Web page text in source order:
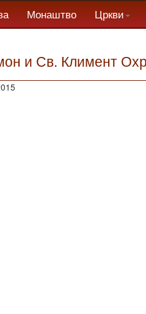
Монаштво Цркви
и Св. Климент